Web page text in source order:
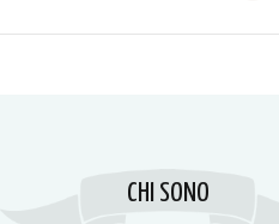
CHI SONO